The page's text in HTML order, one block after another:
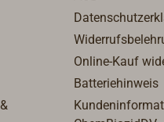
Online-Kauf
Batteriehinweis